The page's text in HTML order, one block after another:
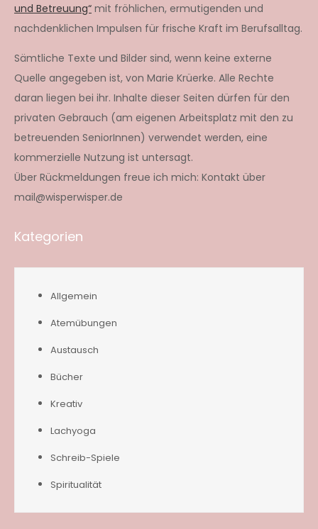
und Betreuung“ mit fröhlichen, ermutigenden und
nachdenklichen Impulsen für frische Kraft im Berufsalltag.
Sämtliche Texte und Bilder sind, wenn keine externe
Quelle angegeben ist, von Marie Krüerke. Alle Rechte
daran liegen bei ihr. Inhalte dieser Seiten dürfen für den
privaten Gebrauch (am eigenen Arbeitsplatz mit den zu
betreuenden SeniorInnen) verwendet werden, eine
kommerzielle Nutzung ist untersagt.
Über Rückmeldungen freue ich mich: Kontakt über
mail@wisperwisper.de
Kategorien
Allgemein
Atemübungen
Austausch
Bücher
Kreativ
Lachyoga
Schreib-Spiele
Spiritualität